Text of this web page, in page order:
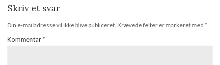
Skriv et svar
Din e-mailadresse vil ikke blive publiceret. Krævede felter er markeret med *
Kommentar*